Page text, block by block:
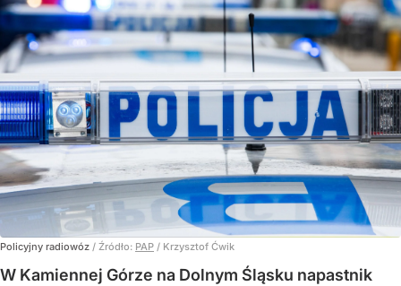
Policyjny radiowóz / Źródło: PAP / Krzysztof Ćwik
W Kamiennej Górze na Dolnym Śląsku napastnik